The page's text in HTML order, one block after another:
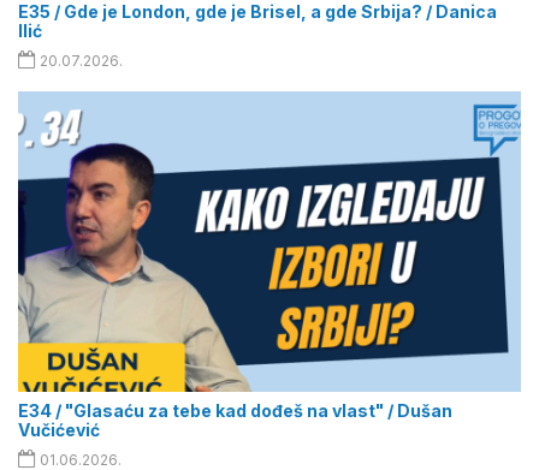
E35 / Gde je London, gde je Brisel, a gde Srbija? / Danica
Ilić
20.07.2026.
E34 / "Glasaću za tebe kad dođeš na vlast" / Dušan
Vučićević
01.06.2026.